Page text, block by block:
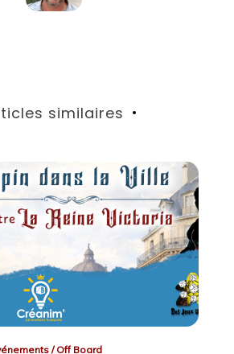
similaires
/Off Board